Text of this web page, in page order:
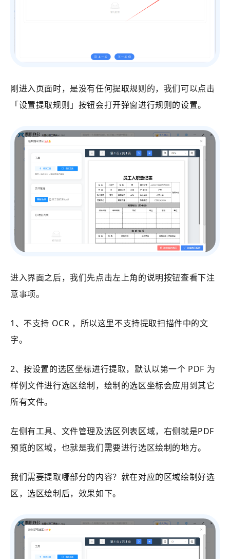
刚进入页面时，是没有任何提取规则的，我们可以点击
「设置提取规则」按钮会打开弹窗进行规则的设置。
进入界面之后，我们先点击左上角的说明按钮查看下注
意事项。
1、不支持 OCR ，所以这里不支持提取扫描件中的文
字。
2、按设置的选区坐标进行提取，默认以第一个 PDF 为
样例文件进行选区绘制，绘制的选区坐标会应用到其它
所有文件。
左侧有工具、文件管理及选区列表区域，右侧就是PDF
预览的区域，也就是我们需要进行选区绘制的地方。
我们需要提取哪部分的内容？就在对应的区域绘制好选
区，选区绘制后，效果如下。